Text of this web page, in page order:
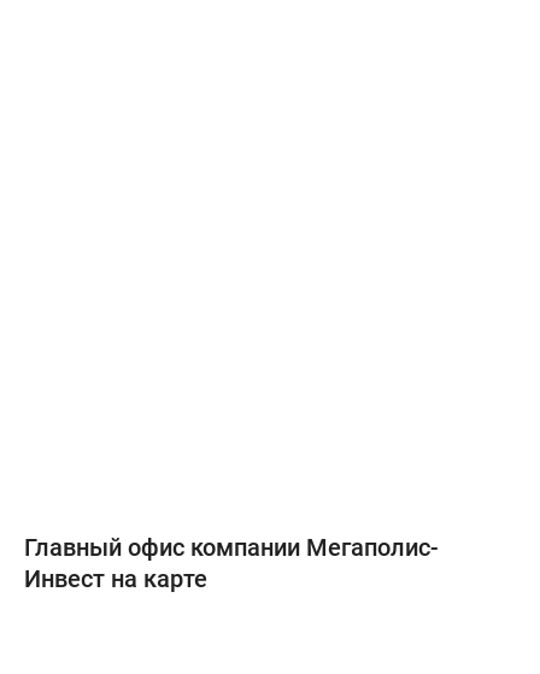
Главный офис компании Мегаполис-
Инвест на карте